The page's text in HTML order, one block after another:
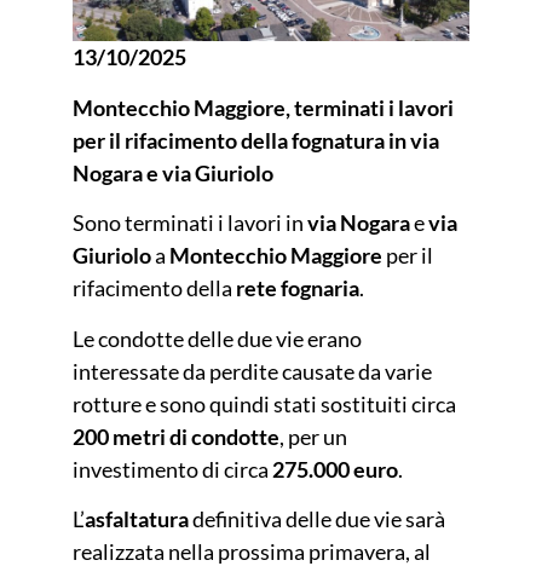
13/10/2025
Montecchio Maggiore, terminati i lavori
per il rifacimento della fognatura in via
Nogara e via Giuriolo
Sono terminati i lavori invia Nogaraevia
Giurioloa Montecchio Maggiore per il
rifacimento della rete fognaria.
Le condotte delle due vie erano
interessate da perdite causate da varie
rotture e sono quindi stati sostituiti circa
200 metri di condotte, per un
investimento di circa 275.000 euro.
L’asfaltaturadefinitiva delle due vie sarà
realizzata nella prossima primavera, al